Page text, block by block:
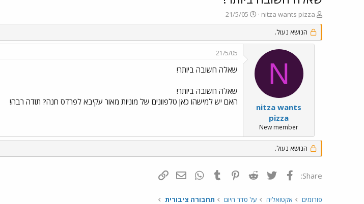
פ
ו
ת
ח
nitza wants pizza
פ
ו
ס
ב
21/5/05
הנושא נעול.
N
nitza wants
pizza
New member
21/5/05
שאלה חשובה ביותר!
שאלה חשובה ביותר!
האם יש למישהו כאן טלפוונים של מוניות מאור עקיבא לפרדס חנה? תודה רבה!
הנושא נעול.
Share: פייסבוק Twitter
Reddit
Pinterest
Tumblr
WhatsAppדואר אלקטרוני
פורומים אקטואליה על סדר היום תחבורה ציבורית